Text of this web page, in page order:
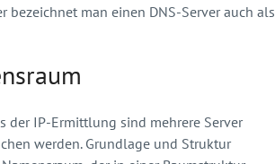
bezeichnet man einen DNS-Server auch als
der IP-Ermittlung sind mehrere Server
werden. Grundlage und Struktur